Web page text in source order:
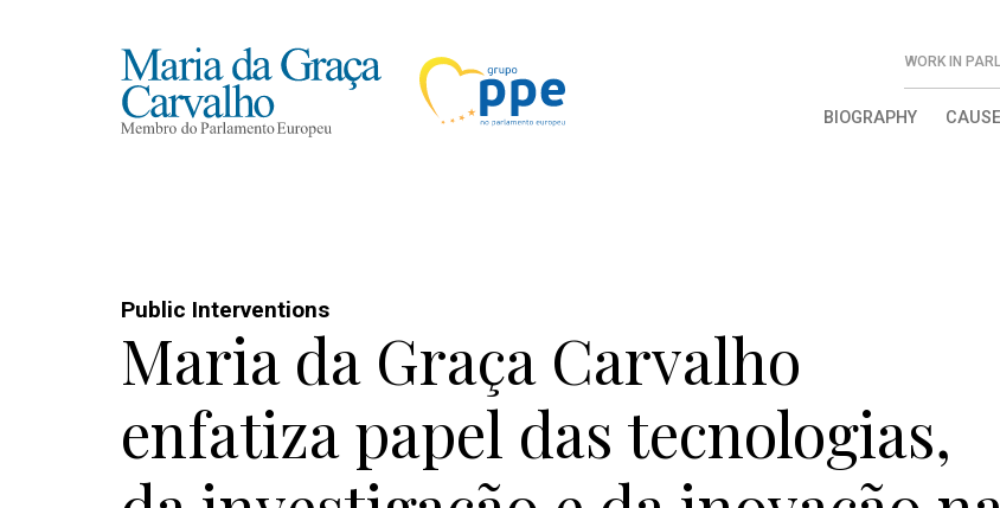
WORK IN
BIOGRAPHY
Public Interventions
Maria da Graça Carvalho
enfatiza papel das tecnologias,